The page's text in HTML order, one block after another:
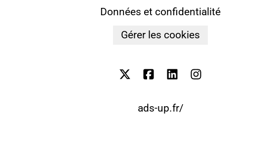
Données et confidentialité
Gérer les cookies
ads-up.fr/